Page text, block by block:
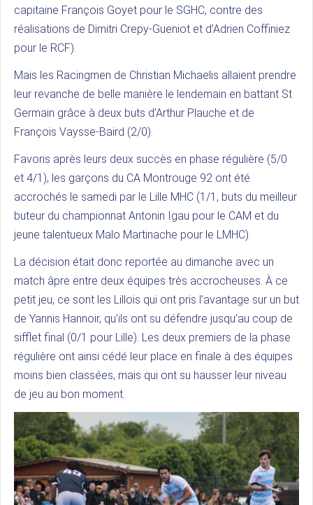
capitaine François Goyet pour le SGHC, contre des
réalisations de Dimitri Crepy-Gueniot et d’Adrien Coffiniez
pour le RCF).
Mais les Racingmen de Christian Michaelis allaient prendre
leur revanche de belle manière le lendemain en battant St
Germain grâce à deux buts d’Arthur Plauche et de
François Vaysse-Baird (2/0).
Favoris après leurs deux succès en phase régulière (5/0
et 4/1), les garçons du CA Montrouge 92 ont été
accrochés le samedi par le Lille MHC (1/1, buts du meilleur
buteur du championnat Antonin Igau pour le CAM et du
jeune talentueux Malo Martinache pour le LMHC).
La décision était donc reportée au dimanche avec un
match âpre entre deux équipes très accrocheuses. À ce
petit jeu, ce sont les Lillois qui ont pris l’avantage sur un but
de Yannis Hannoir, qu’ils ont su défendre jusqu’au coup de
sifflet final (0/1 pour Lille). Les deux premiers de la phase
régulière ont ainsi cédé leur place en finale à des équipes
moins bien classées, mais qui ont su hausser leur niveau
de jeu au bon moment.